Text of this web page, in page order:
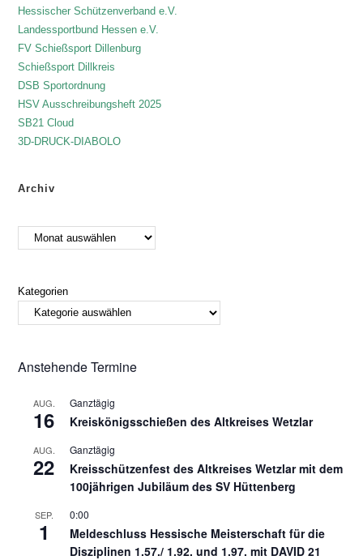
Hessischer Schützenverband e.V.
Landessportbund Hessen e.V.
FV Schießsport Dillenburg
Schießsport Dillkreis
DSB Sportordnung
HSV Ausschreibungsheft 2025
SB21 Cloud
3D-DRUCK-DIABOLO
Archiv
Kategorien
Anstehende Termine
AUG.
16
Ganztägig
Kreiskönigsschießen des Altkreises Wetzlar
AUG.
22
Ganztägig
Kreisschützenfest des Altkreises Wetzlar mit dem
100jährigen Jubiläum des SV Hüttenberg
SEP.
1
0:00
Meldeschluss Hessische Meisterschaft für die
Disziplinen 1.57./ 1.92. und 1.97. mit DAVID 21